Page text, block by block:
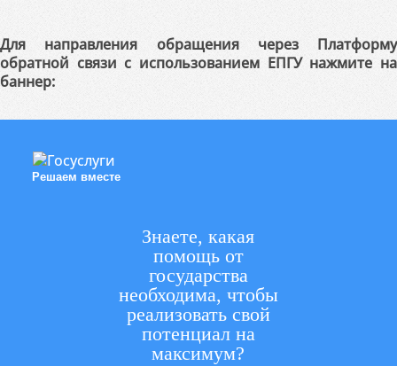
Для направления обращения через Платформу
обратной связи с использованием ЕПГУ нажмите на
баннер:
Решаем вместе
Знаете, какая
помощь от
государства
необходима, чтобы
реализовать свой
потенциал на
максимум?